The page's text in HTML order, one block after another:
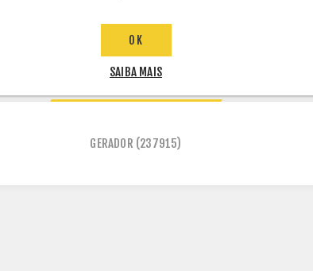
GERADOR (237915)
OK
SAIBA MAIS